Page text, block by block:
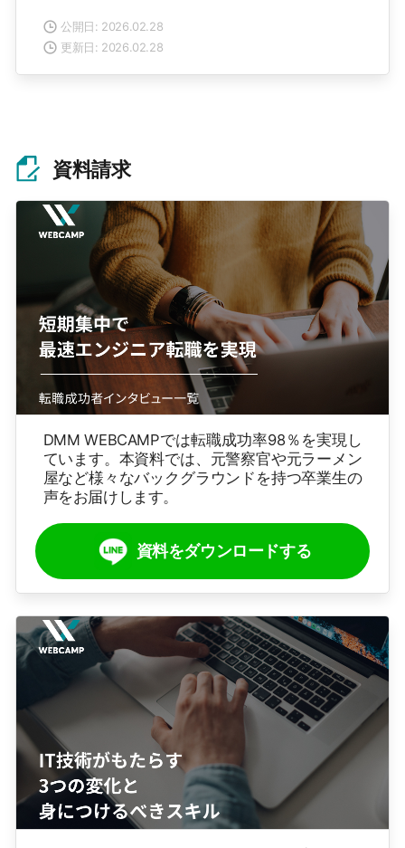
公開日: 2026.02.28
更新日: 2026.02.28
資料請求
DMM WEBCAMPでは転職成功率98％を実現し
ています。本資料では、元警察官や元ラーメン
屋など様々なバックグラウンドを持つ卒業生の
声をお届けします。
資料をダウンロードする